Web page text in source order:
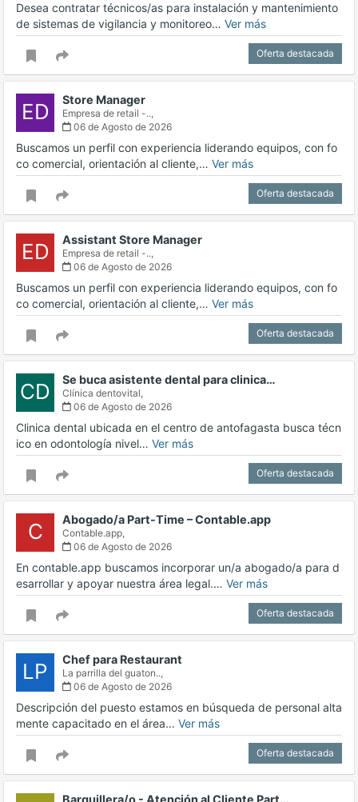
Desea contratar técnicos/as para instalación y mantenimiento
de sistemas de vigilancia y monitoreo… Ver más
Oferta destacada
ED Store Manager
Empresa de retail -..,
06 de Agosto de 2026
Buscamos un perfil con experiencia liderando equipos, con fo
co comercial, orientación al cliente,… Ver más
Oferta destacada
ED Assistant Store Manager
Empresa de retail -..,
06 de Agosto de 2026
Buscamos un perfil con experiencia liderando equipos, con fo
co comercial, orientación al cliente,… Ver más
Oferta destacada
CD Se buca asistente dental para clinica…
Clínica dentovital,
06 de Agosto de 2026
Clinica dental ubicada en el centro de antofagasta busca técn
ico en odontología nivel… Ver más
Oferta destacada
C Abogado/a Part-Time – Contable.app
Contable.app,
06 de Agosto de 2026
En contable.app buscamos incorporar un/a abogado/a para d
esarrollar y apoyar nuestra área legal.… Ver más
Oferta destacada
LP Chef para Restaurant
La parrilla del guaton..,
06 de Agosto de 2026
Descripción del puesto estamos en búsqueda de personal alta
mente capacitado en el área… Ver más
Oferta destacada
Barquillera/o - Atención al Cliente Part…